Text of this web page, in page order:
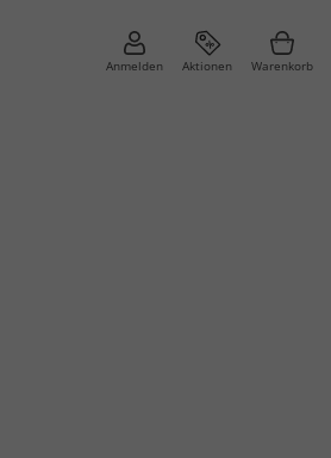
Anmelden Aktionen Warenkorb